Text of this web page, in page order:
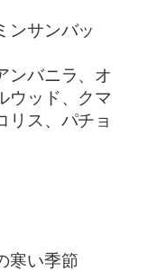
ンサンバッ
ンバニラ、オ
ウッド、クマ
リス、パチョ
寒い季節